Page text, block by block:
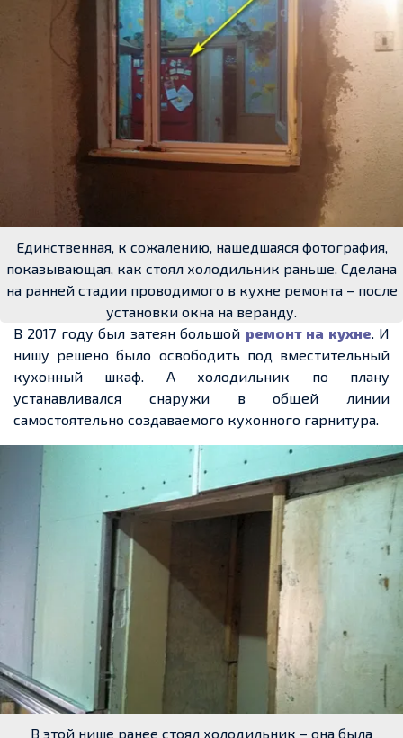
Единственная, к сожалению, нашедшаяся фотография,
показывающая, как стоял холодильник раньше. Сделана
на ранней стадии проводимого в кухне ремонта – после
установки окна на веранду.
В 2017 году был затеян большой ремонт на кухне. И
нишу решено было освободить под вместительный
кухонный шкаф. А холодильник по плану
устанавливался снаружи в общей линии
самостоятельно создаваемого кухонного гарнитура.
В этой нише ранее стоял холодильник – она была